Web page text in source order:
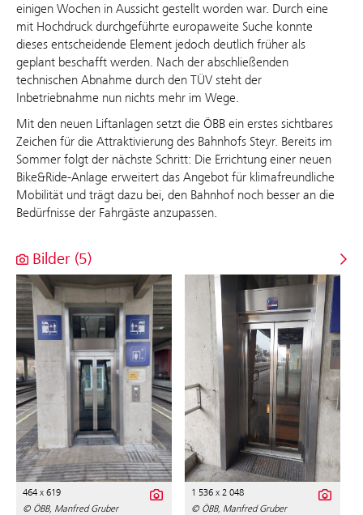
einigen Wochen in Aussicht gestellt worden war. Durch eine
mit Hochdruck durchgeführte europaweite Suche konnte
dieses entscheidende Element jedoch deutlich früher als
geplant beschafft werden. Nach der abschließenden
technischen Abnahme durch den TÜV steht der
Inbetriebnahme nun nichts mehr im Wege.
Mit den neuen Liftanlagen setzt die ÖBB ein erstes sichtbares
Zeichen für die Attraktivierung des Bahnhofs Steyr. Bereits im
Sommer folgt der nächste Schritt: Die Errichtung einer neuen
Bike&Ride-Anlage erweitert das Angebot für klimafreundliche
Mobilität und trägt dazu bei, den Bahnhof noch besser an die
Bedürfnisse der Fahrgäste anzupassen.
Bilder (5)
464 x 619
© ÖBB, Manfred Gruber
1 536 x 2 048
© ÖBB, Manfred Gruber